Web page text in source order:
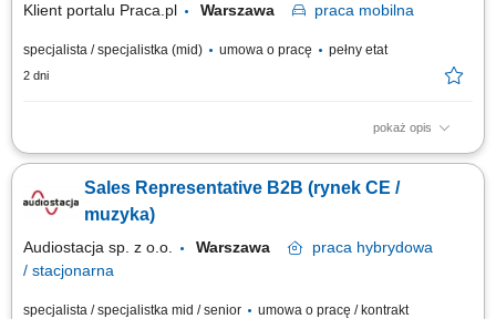
Klient portalu Praca.pl Warszawa praca mobilna
specjalista / specjalistka (mid) umowa o pracę pełny etat
2 dni
pokaż opis
Aktywne pozyskiwanie nowych klientów biznesowych oraz partnerów
obecnymi kontrahentami i budowanie długofalowych relacji.
Przygotowywanie ofert handlowych oraz prowadzenie negocjacji w
Sales Representative B2B (rynek CE /
muzyka)
Audiostacja sp. z o.o. Warszawa praca hybrydowa
/ stacjonarna
specjalista / specjalistka mid / senior
umowa o pracę / kontrakt